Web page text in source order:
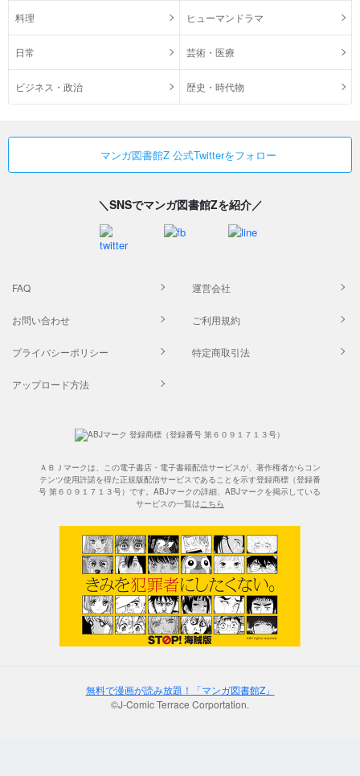
料理 ヒューマンドラマ
日常 芸術・医療
ビジネス・政治 歴史・時代物
マンガ図書館Z 公式Twitterをフォロー
＼SNSでマンガ図書館Zを紹介／
FAQ 運営会社
お問い合わせ ご利用規約
プライバシーポリシー 特定商取引法
アップロード方法
ＡＢＪマークは、この電子書店・電子書籍配信サービスが、著作権者からコン
テンツ使用許諾を得た正規版配信サービスであることを示す登録商標（登録番
号 第６０９１７１３号）です。ABJマークの詳細、ABJマークを掲示している
サービスの一覧はこちら
無料で漫画が読み放題！「マンガ図書館Z」
©J-Comic Terrace Corportation.